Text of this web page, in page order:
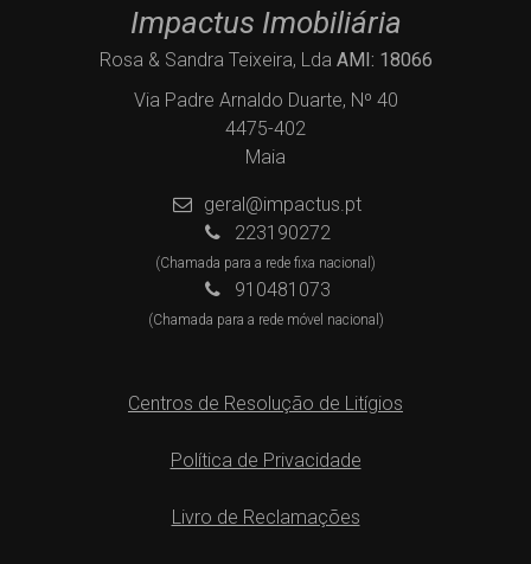
Impactus Imobiliária
Rosa & Sandra Teixeira, Lda AMI: 18066
Via Padre Arnaldo Duarte, Nº 40
4475-402
Maia
geral@impactus.pt
223190272
(Chamada para a rede fixa nacional)
910481073
(Chamada para a rede móvel nacional)
Centros de Resolução de Litígios
Política de Privacidade
Livro de Reclamações